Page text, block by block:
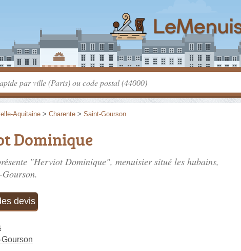
Aquitaine > Charente > Saint-Gourson
Dominique
"Herviot Dominique", menuisier situé les hubains,
devis